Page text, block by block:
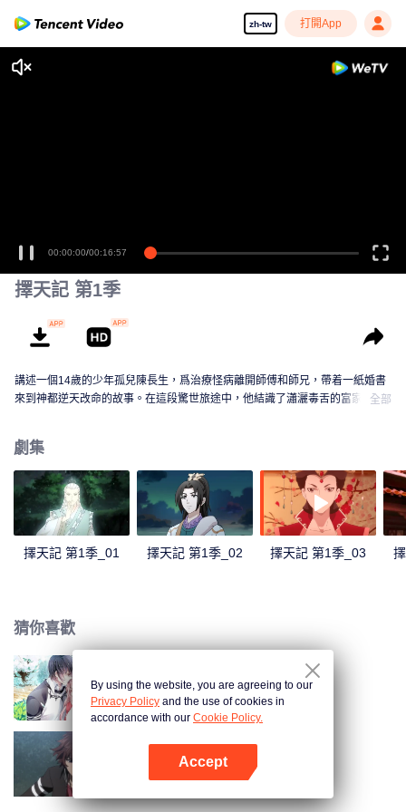
zh-tw 打開App
00:00:00/00:16:57
擇天記 第1季
講述一個14歲的少年孤兒陳長生，爲治療怪病離開師傅和師兄，帶着一紙婚書
來到神都逆天改命的故事。在這段驚世旅途中，他結識了瀟灑毒舌的富家公全部
劇集
擇天記 第1季_01 擇天記 第1季_02 擇天記 第1季_03
猜你喜歡
國民老公帶回家 第1季
全職法師 第1季
By using the website, you are agreeing to our
Privacy Policy and the use of cookies in
accordance with our Cookie Policy.
Accept